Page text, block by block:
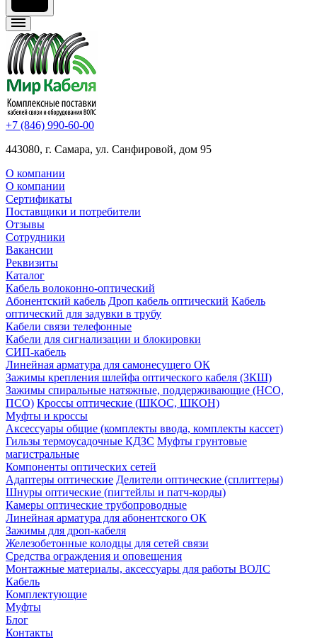
+7 (846) 990-60-00
443080, г. Самара, ул. Санфировой, дом 95
О компании
О компании
Сертификаты
Поставщики и потребители
Отзывы
Сотрудники
Вакансии
Реквизиты
Каталог
Кабель волоконно-оптический
Абонентский кабель Дроп кабель оптический Кабель
оптический для задувки в трубу
Кабели связи телефонные
Кабели для сигнализации и блокировки
СИП-кабель
Линейная арматура для самонесущего ОК
Зажимы крепления шлейфа оптического кабеля (ЗКШ)
Зажимы спиральные натяжные, поддерживающие (НСО,
ПСО) Кроссы оптические (ШКОС, ШКОН)
Муфты и кроссы
Аксессуары общие (комплекты ввода, комплекты кассет)
Гильзы термоусадочные КДЗС Муфты грунтовые
магистральные
Компоненты оптических сетей
Адаптеры оптические Делители оптические (сплиттеры)
Шнуры оптические (пигтейлы и патч-корды)
Камеры оптические трубопроводные
Линейная арматура для абонентского ОК
Зажимы для дроп-кабеля
Железобетонные колодцы для сетей связи
Средства ограждения и оповещения
Монтажные материалы, аксессуары для работы ВОЛС
Кабель
Комплектующие
Муфты
Блог
Контакты